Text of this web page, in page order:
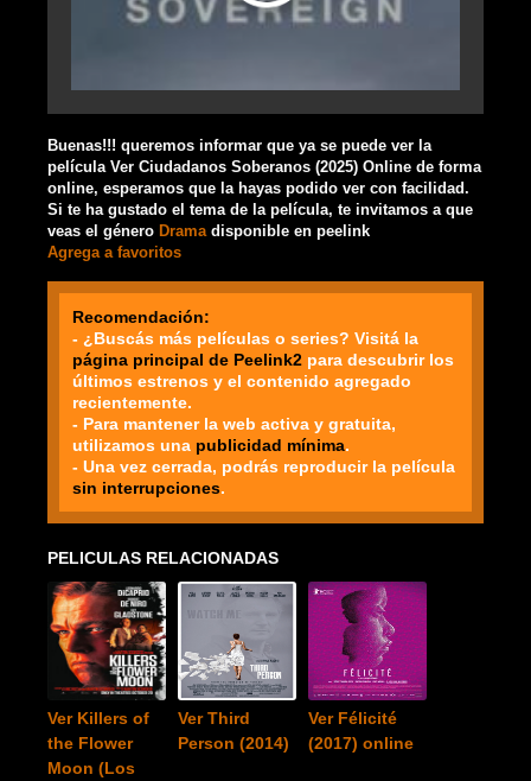
Buenas!!! queremos informar que ya se puede ver la
película Ver Ciudadanos Soberanos (2025) Online de forma
online, esperamos que la hayas podido ver con facilidad.
Si te ha gustado el tema de la película, te invitamos a que
veas el género Drama disponible en peelink
Agrega a favoritos
Recomendación:
- ¿Buscás más películas o series? Visitá la
página principal de Peelink2 para descubrir los
últimos estrenos y el contenido agregado
recientemente.
- Para mantener la web activa y gratuita,
utilizamos una publicidad mínima.
- Una vez cerrada, podrás reproducir la película
sin interrupciones.
PELICULAS RELACIONADAS
Ver Killers of
the Flower
Moon (Los
Ver Third
Person (2014)
Ver Félicité
(2017) online